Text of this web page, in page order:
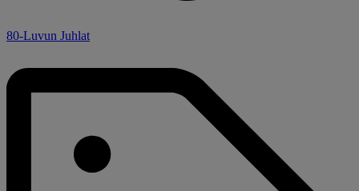
80-Luvun Juhlat